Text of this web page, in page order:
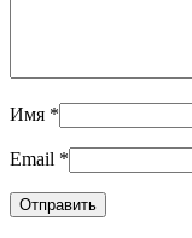
Имя *
Email *